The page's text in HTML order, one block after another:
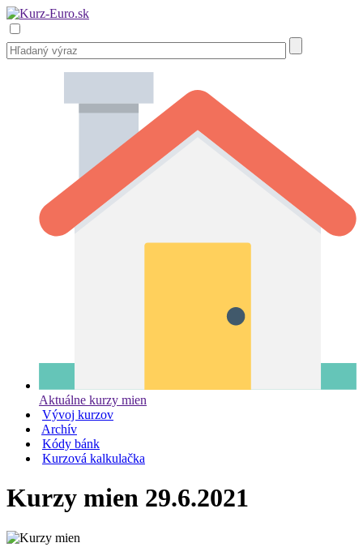
Aktuálne kurzy mien
Vývoj kurzov
Archív
Kódy bánk
Kurzová kalkulačka
Kurzy mien 29.6.2021